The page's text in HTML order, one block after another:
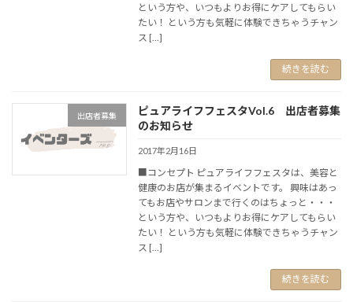
という方や、いつもよりお得にケアしてもらい
たい！ という方も気軽に体験できちゃうチャン
ス […]
続きを読む
出店者募集
ピュアライフフェスタVol.6 出店者募集
のお知らせ
2017年2月16日
■コンセプト ピュアライフフェスタは、美容と
健康のお店が集まるイベントです。 興味はあっ
てもお店やサロンまで行くのはちょっと・・・
という方や、いつもよりお得にケアしてもらい
たい！ という方も気軽に体験できちゃうチャン
ス […]
続きを読む